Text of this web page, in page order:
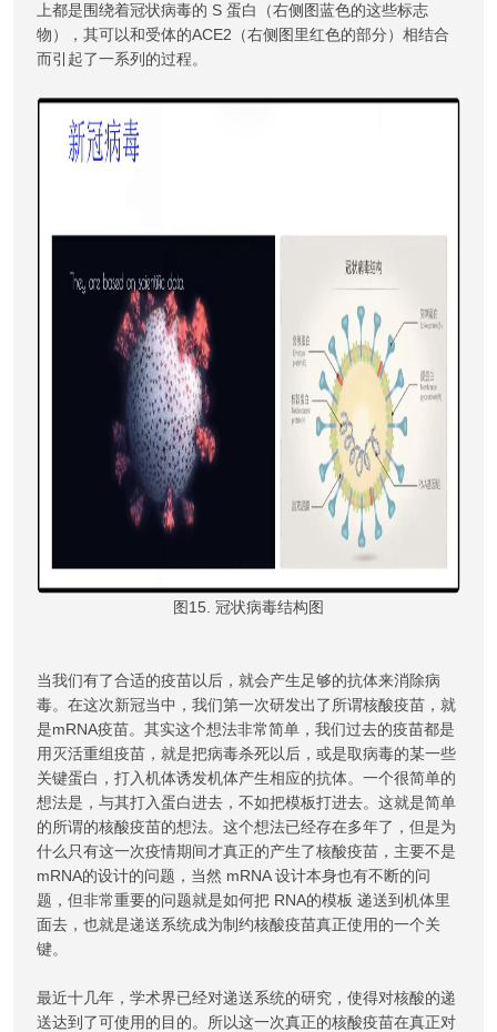
上都是围绕着冠状病毒的 S 蛋白（右侧图蓝色的这些标志
物），其可以和受体的ACE2（右侧图里红色的部分）相结合
而引起了一系列的过程。
图15. 冠状病毒结构图
当我们有了合适的疫苗以后，就会产生足够的抗体来消除病
毒。在这次新冠当中，我们第一次研发出了所谓核酸疫苗，就
是mRNA疫苗。其实这个想法非常简单，我们过去的疫苗都是
用灭活重组疫苗，就是把病毒杀死以后，或是取病毒的某一些
关键蛋白，打入机体诱发机体产生相应的抗体。一个很简单的
想法是，与其打入蛋白进去，不如把模板打进去。这就是简单
的所谓的核酸疫苗的想法。这个想法已经存在多年了，但是为
什么只有这一次疫情期间才真正的产生了核酸疫苗，主要不是
mRNA的设计的问题，当然 mRNA 设计本身也有不断的问
题，但非常重要的问题就是如何把 RNA的模板 递送到机体里
面去，也就是递送系统成为制约核酸疫苗真正使用的一个关
键。
最近十几年，学术界已经对递送系统的研究，使得对核酸的递
送达到了可使用的目的。所以这一次真正的核酸疫苗在真正对